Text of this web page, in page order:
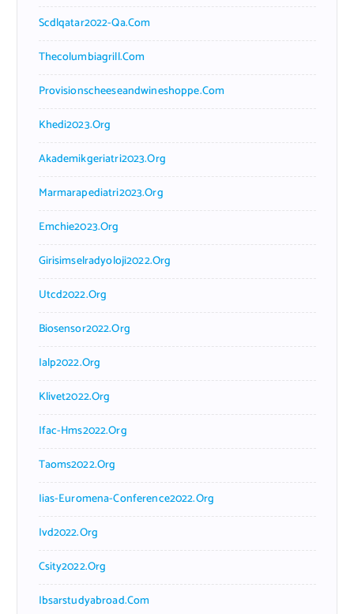
Scdlqatar2022-Qa.com
Thecolumbiagrill.com
Provisionscheeseandwineshoppe.com
Khedi2023.org
Akademikgeriatri2023.org
Marmarapediatri2023.org
Emchie2023.org
Girisimselradyoloji2022.org
Utcd2022.org
Biosensor2022.org
Ialp2022.org
Klivet2022.org
Ifac-Hms2022.org
Taoms2022.org
Iias-Euromena-Conference2022.org
Ivd2022.org
Csity2022.org
Ibsarstudyabroad.com